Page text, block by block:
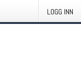
LOGG INN